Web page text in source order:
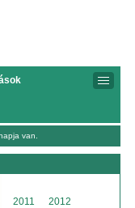
van.
2011
2012